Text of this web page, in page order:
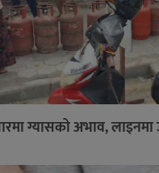
ग्यासको अभाव, लाइनमा